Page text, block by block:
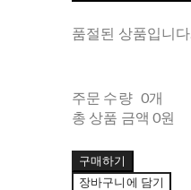
품절된 상품입니다.
주문 수량 0개
총 상품 금액 0원
구매하기
장바구니에 담기